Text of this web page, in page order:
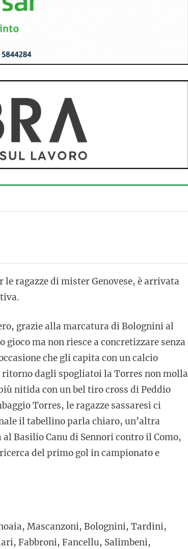
ragazze di mister Genovese, è arrivata
grazie alla marcatura di Bolognini al
gioco ma non riesce a concretizzare senza
che gli capita con un calcio
dagli spogliatoi la Torres non molla
nitida con un bel tiro cross di Peddio
Torres, le ragazze sassaresi ci
il tabellino parla chiaro, un’altra
Basilio Canu di Sennori contro il Como,
del primo gol in campionato e
Mascanzoni, Bolognini, Tardini,
Fabbroni, Fancellu, Salimbeni,